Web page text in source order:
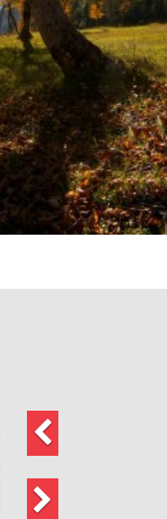
Попередні
Далі